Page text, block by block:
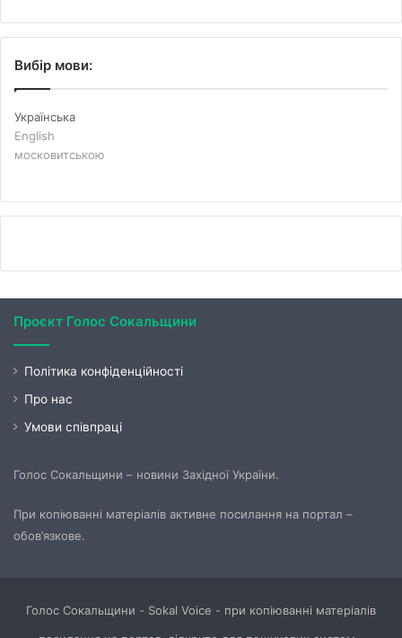
Вибір мови:
Українська
English
московитською
Проєкт Голос Сокальщини
Політика конфіденційності
Про нас
Умови співпраці
Голос Сокальщини – новини Західної України.
При копіюванні матеріалів активне посилання на портал –
обов’язкове.
Голос Сокальщини - Sokal Voice - при копіюванні матеріалів